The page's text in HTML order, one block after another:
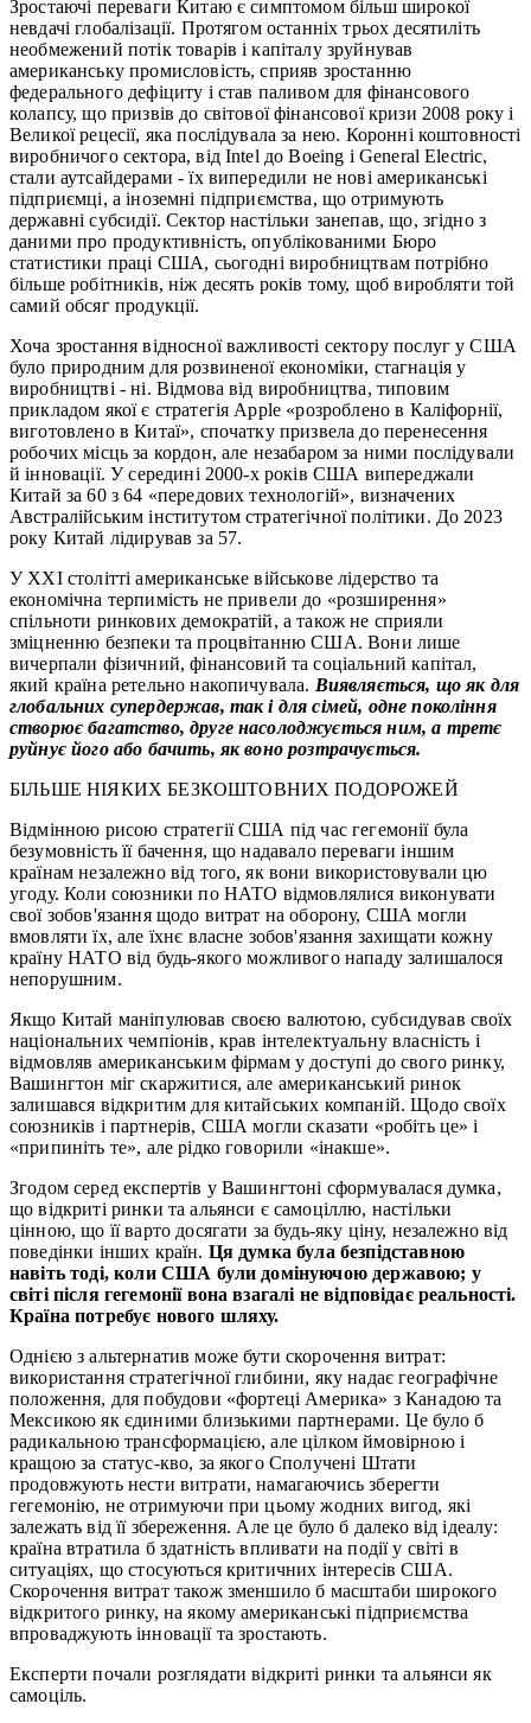
Зростаючі переваги Китаю є симптомом більш широкої
невдачі глобалізації. Протягом останніх трьох десятиліть
необмежений потік товарів і капіталу зруйнував
американську промисловість, сприяв зростанню
федерального дефіциту і став паливом для фінансового
колапсу, що призвів до світової фінансової кризи 2008 року і
Великої рецесії, яка послідувала за нею. Коронні коштовності
виробничого сектора, від Intel до Boeing і General Electric,
стали аутсайдерами - їх випередили не нові американські
підприємці, а іноземні підприємства, що отримують
державні субсидії. Сектор настільки занепав, що, згідно з
даними про продуктивність, опублікованими Бюро
статистики праці США, сьогодні виробництвам потрібно
більше робітників, ніж десять років тому, щоб виробляти той
самий обсяг продукції.
Хоча зростання відносної важливості сектору послуг у США
було природним для розвиненої економіки, стагнація у
виробництві - ні. Відмова від виробництва, типовим
прикладом якої є стратегія Apple «розроблено в Каліфорнії,
виготовлено в Китаї», спочатку призвела до перенесення
робочих місць за кордон, але незабаром за ними послідували
й інновації. У середині 2000-х років США випереджали
Китай за 60 з 64 «передових технологій», визначених
Австралійським інститутом стратегічної політики. До 2023
року Китай лідирував за 57.
У XXI столітті американське військове лідерство та
економічна терпимість не привели до «розширення»
спільноти ринкових демократій, а також не сприяли
зміцненню безпеки та процвітанню США. Вони лише
вичерпали фізичний, фінансовий та соціальний капітал,
який країна ретельно накопичувала. Виявляється, що як для
глобальних супердержав, так і для сімей, одне покоління
створює багатство, друге насолоджується ним, а третє
руйнує його або бачить, як воно розтрачується.
БІЛЬШЕ НІЯКИХ БЕЗКОШТОВНИХ ПОДОРОЖЕЙ
Відмінною рисою стратегії США під час гегемонії була
безумовність її бачення, що надавало переваги іншим
країнам незалежно від того, як вони використовували цю
угоду. Коли союзники по НАТО відмовлялися виконувати
свої зобов'язання щодо витрат на оборону, США могли
вмовляти їх, але їхнє власне зобов'язання захищати кожну
країну НАТО від будь-якого можливого нападу залишалося
непорушним.
Якщо Китай маніпулював своєю валютою, субсидував своїх
національних чемпіонів, крав інтелектуальну власність і
відмовляв американським фірмам у доступі до свого ринку,
Вашингтон міг скаржитися, але американський ринок
залишався відкритим для китайських компаній. Щодо своїх
союзників і партнерів, США могли сказати «робіть це» і
«припиніть те», але рідко говорили «інакше».
Згодом серед експертів у Вашингтоні сформувалася думка,
що відкриті ринки та альянси є самоціллю, настільки
цінною, що її варто досягати за будь-яку ціну, незалежно від
поведінки інших країн. Ця думка була безпідставною
навіть тоді, коли США були домінуючою державою; у
світі після гегемонії вона взагалі не відповідає реальності.
Країна потребує нового шляху.
Однією з альтернатив може бути скорочення витрат:
використання стратегічної глибини, яку надає географічне
положення, для побудови «фортеці Америка» з Канадою та
Мексикою як єдиними близькими партнерами. Це було б
радикальною трансформацією, але цілком ймовірною і
кращою за статус-кво, за якого Сполучені Штати
продовжують нести витрати, намагаючись зберегти
гегемонію, не отримуючи при цьому жодних вигод, які
залежать від її збереження. Але це було б далеко від ідеалу:
країна втратила б здатність впливати на події у світі в
ситуаціях, що стосуються критичних інтересів США.
Скорочення витрат також зменшило б масштаби широкого
відкритого ринку, на якому американські підприємства
впроваджують інновації та зростають.
Експерти почали розглядати відкриті ринки та альянси як
самоціль.